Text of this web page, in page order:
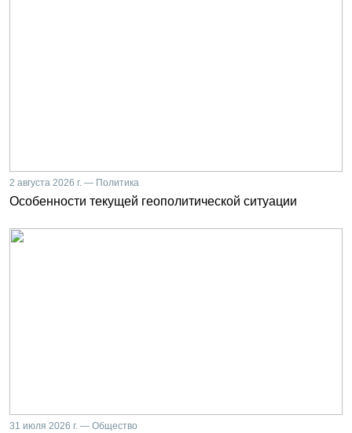
2 августа 2026 г. — Политика
Особенности текущей геополитической ситуации
31 июля 2026 г. — Общество